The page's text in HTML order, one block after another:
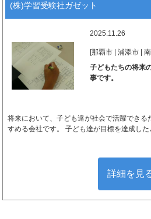
(株)学習受験社ガゼット
2025.11.26
[那覇市 | 浦添市 |
子どもたちの将来
事です。
将来において、子ども達が社会で活躍でき
すめる会社です。 子ども達が目標を達成した
詳細を見